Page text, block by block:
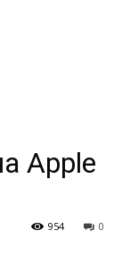
Apple
0
954